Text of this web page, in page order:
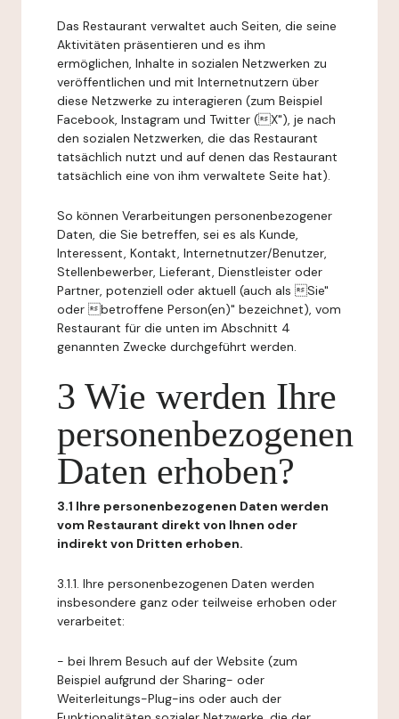
Das Restaurant verwaltet auch Seiten, die seine
Aktivitäten präsentieren und es ihm
ermöglichen, Inhalte in sozialen Netzwerken zu
veröffentlichen und mit Internetnutzern über
diese Netzwerke zu interagieren (zum Beispiel
Facebook, Instagram und Twitter (X"), je nach
den sozialen Netzwerken, die das Restaurant
tatsächlich nutzt und auf denen das Restaurant
tatsächlich eine von ihm verwaltete Seite hat).
So können Verarbeitungen personenbezogener
Daten, die Sie betreffen, sei es als Kunde,
Interessent, Kontakt, Internetnutzer/Benutzer,
Stellenbewerber, Lieferant, Dienstleister oder
Partner, potenziell oder aktuell (auch als Sie"
oder betroffene Person(en)" bezeichnet), vom
Restaurant für die unten im Abschnitt 4
genannten Zwecke durchgeführt werden.
3 Wie werden Ihre
personenbezogenen
Daten erhoben?
3.1 Ihre personenbezogenen Daten werden
vom Restaurant direkt von Ihnen oder
indirekt von Dritten erhoben.
3.1.1. Ihre personenbezogenen Daten werden
insbesondere ganz oder teilweise erhoben oder
verarbeitet:
- bei Ihrem Besuch auf der Website (zum
Beispiel aufgrund der Sharing- oder
Weiterleitungs-Plug-ins oder auch der